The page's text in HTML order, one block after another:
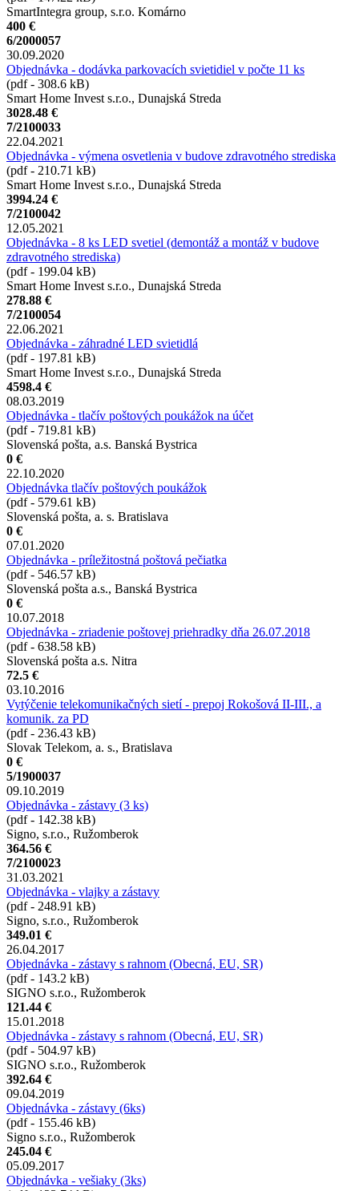
SmartIntegra group, s.r.o. Komárno
400 €
6/2000057
30.09.2020
Objednávka - dodávka parkovacích svietidiel v počte 11 ks
(pdf - 308.6 kB)
Smart Home Invest s.r.o., Dunajská Streda
3028.48 €
7/2100033
22.04.2021
Objednávka - výmena osvetlenia v budove zdravotného strediska
(pdf - 210.71 kB)
Smart Home Invest s.r.o., Dunajská Streda
3994.24 €
7/2100042
12.05.2021
Objednávka - 8 ks LED svetiel (demontáž a montáž v budove
zdravotného strediska)
(pdf - 199.04 kB)
Smart Home Invest s.r.o., Dunajská Streda
278.88 €
7/2100054
22.06.2021
Objednávka - záhradné LED svietidlá
(pdf - 197.81 kB)
Smart Home Invest s.r.o., Dunajská Streda
4598.4 €
08.03.2019
Objednávka - tlačív poštových poukážok na účet
(pdf - 719.81 kB)
Slovenská pošta, a.s. Banská Bystrica
0 €
22.10.2020
Objednávka tlačív poštových poukážok
(pdf - 579.61 kB)
Slovenská pošta, a. s. Bratislava
0 €
07.01.2020
Objednávka - príležitostná poštová pečiatka
(pdf - 546.57 kB)
Slovenská pošta a.s., Banská Bystrica
0 €
10.07.2018
Objednávka - zriadenie poštovej priehradky dňa 26.07.2018
(pdf - 638.58 kB)
Slovenská pošta a.s. Nitra
72.5 €
03.10.2016
Vytýčenie telekomunikačných sietí - prepoj Rokošová II-III., a
komunik. za PD
(pdf - 236.43 kB)
Slovak Telekom, a. s., Bratislava
0 €
5/1900037
09.10.2019
Objednávka - zástavy (3 ks)
(pdf - 142.38 kB)
Signo, s.r.o., Ružomberok
364.56 €
7/2100023
31.03.2021
Objednávka - vlajky a zástavy
(pdf - 248.91 kB)
Signo, s.r.o., Ružomberok
349.01 €
26.04.2017
Objednávka - zástavy s rahnom (Obecná, EU, SR)
(pdf - 143.2 kB)
SIGNO s.r.o., Ružomberok
121.44 €
15.01.2018
Objednávka - zástavy s rahnom (Obecná, EU, SR)
(pdf - 504.97 kB)
SIGNO s.r.o., Ružomberok
392.64 €
09.04.2019
Objednávka - zástavy (6ks)
(pdf - 155.46 kB)
Signo s.r.o., Ružomberok
245.04 €
05.09.2017
Objednávka - vešiaky (3ks)